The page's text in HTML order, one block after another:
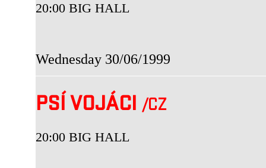
20:00 BIG HALL
Wednesday 30/06/1999
PSÍ VOJÁCI /CZ
20:00 BIG HALL